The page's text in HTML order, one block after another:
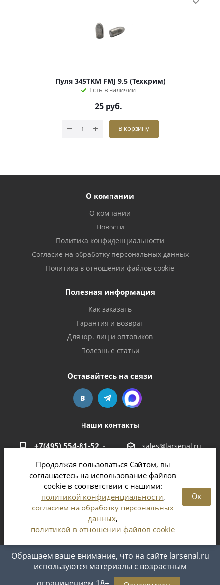
Продолжая пользоваться Сайтом, вы
соглашаетесь на использование файлов
cookie в соответствии с нашими:
политикой конфиденциальности,
согласием на обработку персональных
данных,
политикой в отношении файлов cookie
Ок
Обращаем ваше внимание, что на сайте larsenal.ru
используются материалы с возрастным
Пуля 345TKM FMJ 9,5 (Техкрим)
Есть в наличии
25 руб.
В корзину
О компании
О компании
Новости
Политика конфиденциальности
Согласие на обработку персональных данных
Политика в отношении файлов cookie
Полезная информация
Как заказать
Гарантия и возврат
Для юр. лиц и оптовиков
Полезные статьи
Оставайтесь на связи
Наши контакты
+7(495) 554-81-52 sales@larsenal.ru
Московская область,
г. Люберцы,
ул. Хлебозаводская, 8 Б